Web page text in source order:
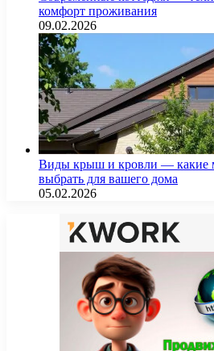
комфорт проживания
09.02.2026
Виды крыш и кровли — какие
выбрать для вашего дома
05.02.2026